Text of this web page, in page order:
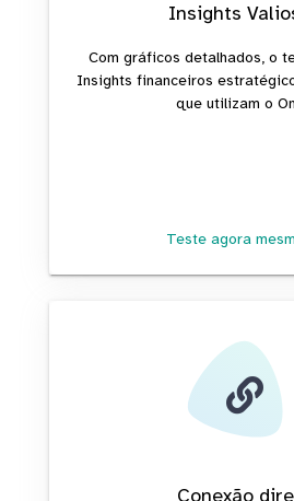
Insights
Com gráficos detalhados, o
Insights financeiros
que utilizam o
Teste agora
Conexão